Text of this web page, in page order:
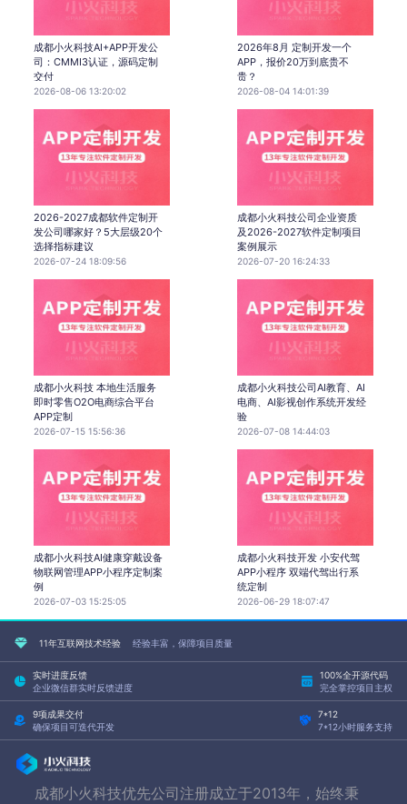
成都小火科技AI+APP开发公
司：CMMI3认证，源码定制
交付
2026-08-06 13:20:02
2026年8月 定制开发一个
APP，报价20万到底贵不
贵？
2026-08-04 14:01:39
2026-2027成都软件定制开
发公司哪家好？5大层级20个
选择指标建议
2026-07-24 18:09:56
成都小火科技公司企业资质
及2026-2027软件定制项目
案例展示
2026-07-20 16:24:33
成都小火科技 本地生活服务
即时零售O2O电商综合平台
APP定制
2026-07-15 15:56:36
成都小火科技公司AI教育、AI
电商、AI影视创作系统开发经
验
2026-07-08 14:44:03
成都小火科技AI健康穿戴设备
物联网管理APP小程序定制案
例
2026-07-03 15:25:05
成都小火科技开发 小安代驾
APP小程序 双端代驾出行系
统定制
2026-06-29 18:07:47
11年互联网技术经验 经验丰富，保障项目质量
实时进度反馈
企业微信群实时反馈进度
100%全开源代码
完全掌控项目主权
9项成果交付
确保项目可迭代开发
7*12
7*12小时服务支持
成都小火科技优先公司注册成立于2013年，始终秉